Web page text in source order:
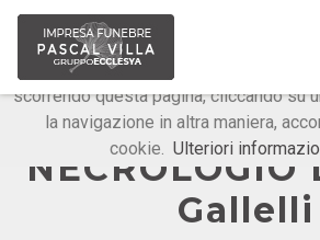
Onoranze Funebri
Gallelli
Questo sito o gli strumenti terzi da
avvalgono di cookie necessari al
finalità illustrate nella cookie policy.
scorrendo questa pagina, cliccando su
la navigazione in altra maniera,
cookie. Ulteriori